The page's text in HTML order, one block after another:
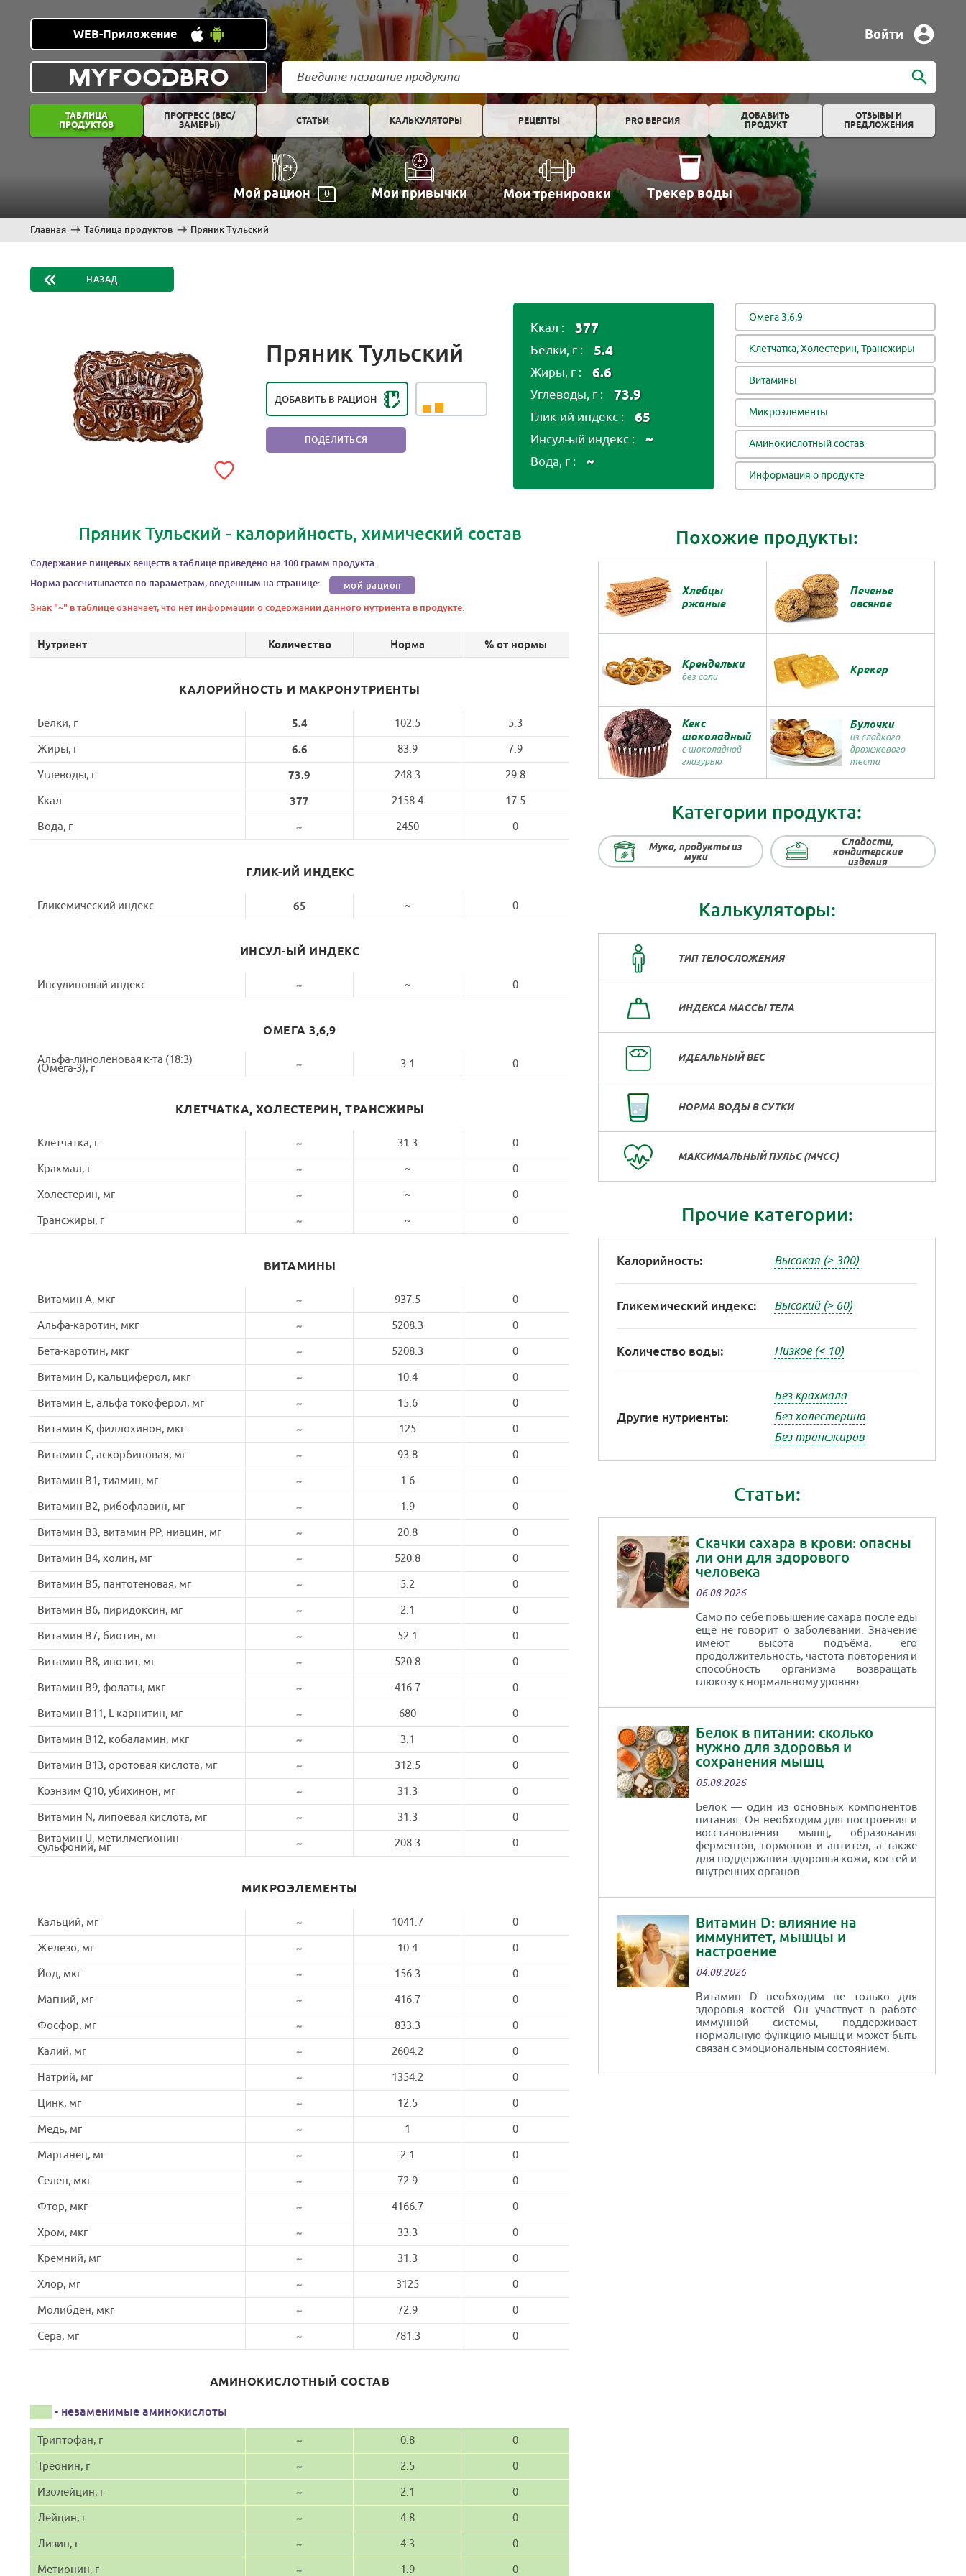
WEB-Приложение Войти
MYFOODBRO
ТАБЛИЦА
ПРОДУКТОВ
ПРОГРЕСС (ВЕС/
ЗАМЕРЫ)
СТАТЬИ КАЛЬКУЛЯТОРЫ РЕЦЕПТЫ PRO ВЕРСИЯ
ДОБАВИТЬ
ПРОДУКТ
ОТЗЫВЫ И
ПРЕДЛОЖЕНИЯ
Мой рацион 0 Мои привычки Мои тренировки Трекер воды
Главная Таблица продуктов Пряник Тульский
НАЗАД
Пряник Тульский
ДОБАВИТЬ В РАЦИОН
ВРЕДЕН ПРИ ЧАСТОМ
УПОРТРЕБЛЕНИИ
ПОДЕЛИТЬСЯ
Ккал : 377
Белки, г : 5.4
Жиры, г : 6.6
Углеводы, г : 73.9
Глик-ий индекс : 65
Инсул-ый индекс : ~
Вода, г : ~
Омега 3,6,9
Клетчатка, Холестерин, Трансжиры
Витамины
Микроэлементы
Аминокислотный состав
Информация о продукте
Пряник Тульский - калорийность, химический состав
Содержание пищевых веществ в таблице приведено на 100 грамм продукта.
Норма рассчитывается по параметрам, введенным на странице:
мой рацион
Знак "~" в таблице означает, что нет информации о содержании данного нутриента в продукте.
Нутриент Количество Норма % от нормы
КАЛОРИЙНОСТЬ И МАКРОНУТРИЕНТЫ
Белки, г 5.4 102.5
5.3
Жиры, г
6.6 83.9
7.9
Углеводы, г
73.9 248.3
29.8
Ккал
377 2158.4
17.5
Вода, г
~ 2450 0
ГЛИК-ИЙ ИНДЕКС
Гликемический индекс 65 ~ 0
ИНСУЛ-ЫЙ ИНДЕКС
Инсулиновый индекс ~ ~ 0
ОМЕГА 3,6,9
Альфа-линоленовая к-та (18:3)
(Омега-3), г ~ 3.1 0
КЛЕТЧАТКА, ХОЛЕСТЕРИН, ТРАНСЖИРЫ
Клетчатка, г ~ 31.3
0
Крахмал, г
~ ~
0
Холестерин, мг
~ ~
0
Трансжиры, г
~ ~ 0
ВИТАМИНЫ
Витамин A, мкг ~ 937.5
0
Альфа-каротин, мкг
~ 5208.3
0
Бета-каротин, мкг
~ 5208.3
0
Витамин D, кальциферол, мкг
~ 10.4
0
Витамин E, альфа токоферол, мг
~ 15.6
0
Витамин K, филлохинон, мкг
~ 125
0
Витамин C, аскорбиновая, мг
~ 93.8
0
Витамин B1, тиамин, мг
~ 1.6
0
Витамин B2, рибофлавин, мг
~ 1.9
0
Витамин B3, витамин PP, ниацин, мг
~ 20.8
0
Витамин B4, холин, мг
~ 520.8
0
Витамин B5, пантотеновая, мг
~ 5.2
0
Витамин B6, пиридоксин, мг
~ 2.1
0
Витамин B7, биотин, мг
~ 52.1
0
Витамин B8, инозит, мг
~ 520.8
0
Витамин B9, фолаты, мкг
~ 416.7
0
Витамин B11, L-карнитин, мг
~ 680
0
Витамин B12, кобаламин, мкг
~ 3.1
0
Витамин B13, оротовая кислота, мг
~ 312.5
0
Коэнзим Q10, убихинон, мг
~ 31.3
0
Витамин N, липоевая кислота, мг
~ 31.3
0
Витамин U, метилмегионин-
сульфоний, мг ~ 208.3 0
МИКРОЭЛЕМЕНТЫ
Кальций, мг ~ 1041.7
0
Железо, мг
~ 10.4
0
Йод, мкг
~ 156.3
0
Магний, мг
~ 416.7
0
Фосфор, мг
~ 833.3
0
Калий, мг
~ 2604.2
0
Натрий, мг
~ 1354.2
0
Цинк, мг
~ 12.5
0
Медь, мг
~ 1
0
Марганец, мг
~ 2.1
0
Селен, мкг
~ 72.9
0
Фтор, мкг
~ 4166.7
0
Хром, мкг
~ 33.3
0
Кремний, мг
~ 31.3
0
Хлор, мг
~ 3125
0
Молибден, мкг
~ 72.9
0
Сера, мг
~ 781.3 0
АМИНОКИСЛОТНЫЙ СОСТАВ
- незаменимые аминокислоты
Триптофан, г ~ 0.8
0
Треонин, г
~ 2.5
0
Изолейцин, г
~ 2.1
0
Лейцин, г
~ 4.8
0
Лизин, г
~ 4.3
0
Метионин, г
~ 1.9 0
Похожие продукты:
Хлебцы
ржаные
Печенье
овсяное
Крендельки
без соли Крекер
Кекс
шоколадный
с шоколадной
глазурью
Булочки
из сладкого
дрожжевого
теста
Категории продукта:
Мука, продукты из
муки
Сладости,
кондитерские
изделия
Калькуляторы:
ТИП ТЕЛОСЛОЖЕНИЯ
ИНДЕКСА МАССЫ ТЕЛА
ИДЕАЛЬНЫЙ ВЕС
НОРМА ВОДЫ В СУТКИ
МАКСИМАЛЬНЫЙ ПУЛЬС (МЧСС)
Прочие категории:
Калорийность: Высокая (> 300)
Гликемический индекс: Высокий (> 60)
Количество воды: Низкое (< 10)
Другие нутриенты:
Без крахмала
Без холестерина
Без трансжиров
Статьи:
Скачки сахара в крови: опасны
ли они для здорового
человека
06.08.2026
Само по себе повышение сахара после еды
ещё не говорит о заболевании. Значение
имеют высота подъёма, его
продолжительность, частота повторения и
способность организма возвращать
глюкозу к нормальному уровню.
Белок в питании: сколько
нужно для здоровья и
сохранения мышц
05.08.2026
Белок — один из основных компонентов
питания. Он необходим для построения и
восстановления мышц, образования
ферментов, гормонов и антител, а также
для поддержания здоровья кожи, костей и
внутренних органов.
Витамин D: влияние на
иммунитет, мышцы и
настроение
04.08.2026
Витамин D необходим не только для
здоровья костей. Он участвует в работе
иммунной системы, поддерживает
нормальную функцию мышц и может быть
связан с эмоциональным состоянием.